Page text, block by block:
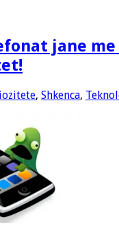
jane
, Shkenca,